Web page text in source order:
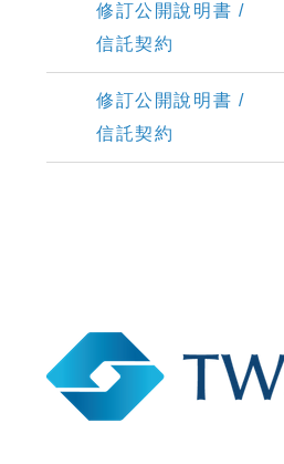
修訂公開說明書 /
信託契約
修訂公開說明書 /
信託契約